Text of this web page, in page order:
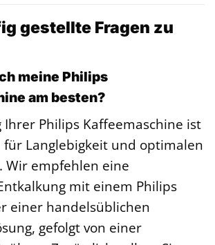
gestellte Fragen zu
meine Philips
am besten?
Ihrer Philips Kaffeemaschine ist
Langlebigkeit und optimalen
Wir empfehlen eine
mit einem Philips
einer handelsüblichen
gefolgt von einer